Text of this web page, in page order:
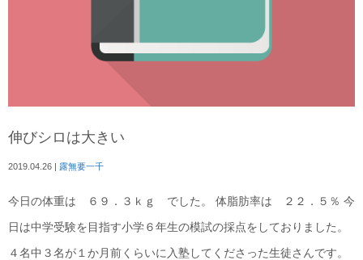
伸びシロは大きい
2019.04.26 | 露無要一千
今日の体重は ６９．３ｋｇ でした。 体脂肪率は ２２．５％ 今
日は中学受験を目指す小学６年生の模試の採点をしておりました。
４名中３名が１か月前くらいに入塾してくださった生徒さんです。